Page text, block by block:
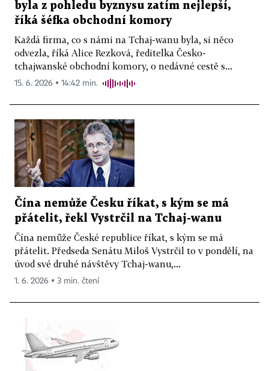
byla z pohledu byznysu zatím nejlepší,
říká šéfka obchodní komory
Každá firma, co s námi na Tchaj-wanu byla, si něco
odvezla, říká Alice Rezková, ředitelka Česko-
tchajwanské obchodní komory, o nedávné cestě s...
15. 6. 2026 ▪ 14:42 min.
Čína nemůže Česku říkat, s kým se má
přátelit, řekl Vystrčil na Tchaj-wanu
Čína nemůže České republice říkat, s kým se má
přátelit. Předseda Senátu Miloš Vystrčil to v pondělí, na
úvod své druhé návštěvy Tchaj-wanu,...
1. 6. 2026 ▪ 3 min. čtení